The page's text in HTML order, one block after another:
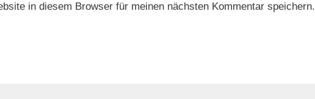
in diesem Browser für meinen nächsten Kommentar speichern.